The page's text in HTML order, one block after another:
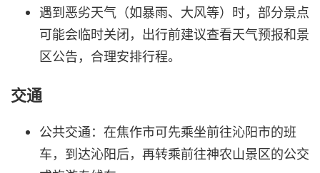
遇到恶劣天气（如暴雨、大风等）时，部分景点
可能会临时关闭，出行前建议查看天气预报和景
区公告，合理安排行程。
交通
公共交通：在焦作市可先乘坐前往沁阳市的班
车，到达沁阳后，再转乘前往神农山景区的公交